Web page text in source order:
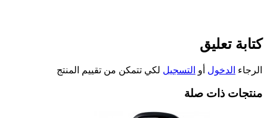
كتابة تعليق
الرجاء الدخول أو التسجيل لكي تتمكن من تقييم المنتج
منتجات ذات صلة